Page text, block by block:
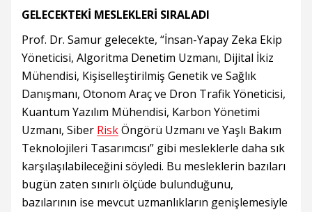
GELECEKTEKİ MESLEKLERİ SIRALADI
Prof. Dr. Samur gelecekte, “İnsan-Yapay Zeka Ekip
Yöneticisi, Algoritma Denetim Uzmanı, Dijital İkiz
Mühendisi, Kişiselleştirilmiş Genetik ve Sağlık
Danışmanı, Otonom Araç ve Dron Trafik Yöneticisi,
Kuantum Yazılım Mühendisi, Karbon Yönetimi
Uzmanı, Siber RiskÖngörü Uzmanı ve Yaşlı Bakım
Teknolojileri Tasarımcısı” gibi mesleklerle daha sık
karşılaşılabileceğini söyledi. Bu mesleklerin bazıları
bugün zaten sınırlı ölçüde bulunduğunu,
bazılarının ise mevcut uzmanlıkların genişlemesiyle